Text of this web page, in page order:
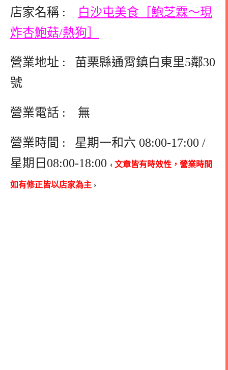
店家名稱 :
白沙屯美食［鮑芝霖～現
炸杏鮑菇/熱狗］
營業地址 : 苗栗縣通霄鎮白東里5鄰30
號
營業電話 : 無
營業時間 : 星期一和六 08:00-17:00 /
星期日08:00-18:00 ‹ 文章皆有時效性，營業時間
如有修正皆以店家為主 ›